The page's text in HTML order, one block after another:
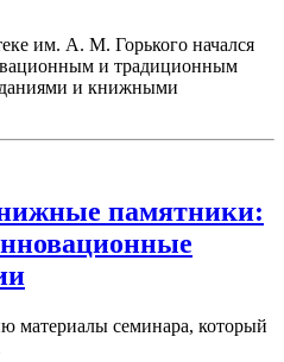
им. А. М. Горького начался
и традиционным
и книжными
памятники:
материалы семинара, который